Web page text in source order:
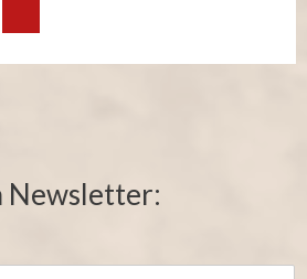
Calculadora
–
Contribuição
Newsletter: